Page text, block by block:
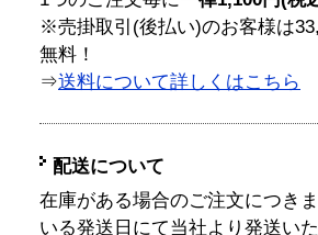
※売掛取引(後払い)のお客様は
無料！
⇒送料について詳しくはこちら
配送について
在庫がある場合のご注文につき
いる発送日にて当社より発送い